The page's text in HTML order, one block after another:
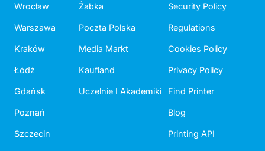
Wrocław
Warszawa
Kraków
Łódź
Gdańsk
Poznań
Szczecin
Żabka
Poczta Polska
Media Markt
Kaufland
Uczelnie I Akademiki
Security Policy
Regulations
Cookies Policy
Privacy Policy
Find Printer
Blog
Printing API